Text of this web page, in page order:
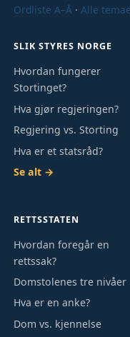
Ordliste A–Å ·Alle
SLIK STYRES NORGE
Hvordan fungerer
Stortinget?
Hva gjør regjeringen?
Regjering vs. Storting
Hva er et statsråd?
Se alt →
RETTSSTATEN
Hvordan foregår en
rettssak?
Domstolenes tre nivåer
Hva er en anke?
Dom vs. kjennelse